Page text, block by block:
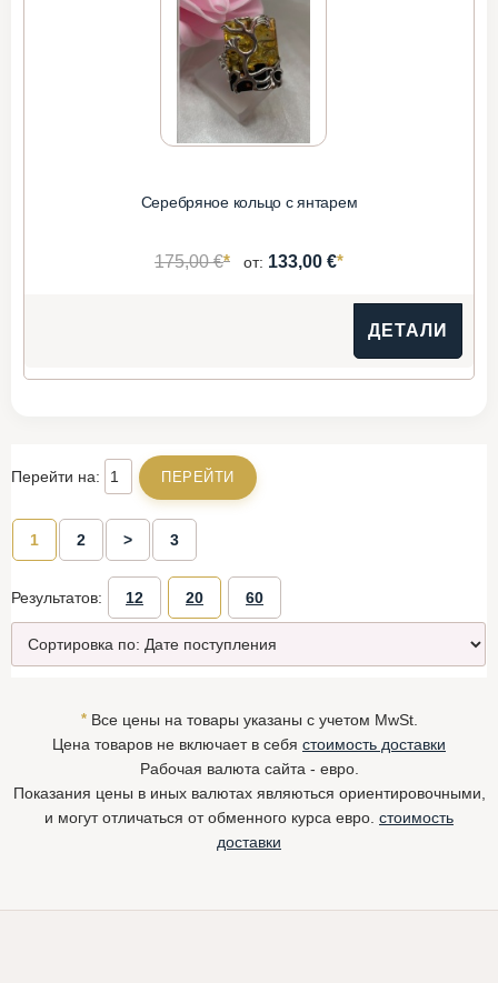
Серебряное кольцо с янтарем
175,00 €* от: 133,00 €*
ДЕТАЛИ
Перейти на:
1 2 > 3
Результатов: 12 20 60
*Все цены на товары указаны с учетом MwSt.
Цена товаров не включает в себя стоимость доставки
Рабочая валюта сайта - евро.
Показания цены в иных валютах являються ориентировочными,
и могут отличаться от обменного курса евро. стоимость
доставки